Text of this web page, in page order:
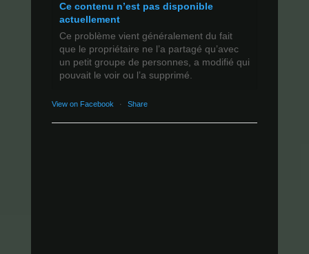
Ce contenu n’est pas disponible
actuellement
Ce problème vient généralement du fait
que le propriétaire ne l’a partagé qu’avec
un petit groupe de personnes, a modifié qui
pouvait le voir ou l’a supprimé.
View on Facebook · Share